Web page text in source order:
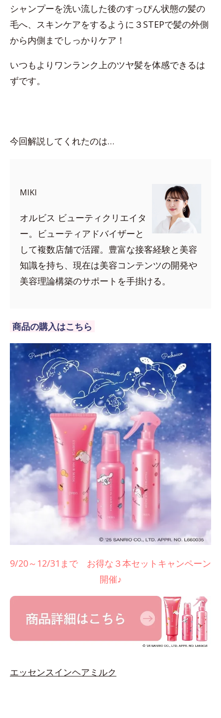
シャンプーを洗い流した後のすっぴん状態の髪の
毛へ、スキンケアをするように３STEPで髪の外側
から内側までしっかりケア！
いつもよりワンランク上のツヤ髪を体感できるは
ずです。
今回解説してくれたのは…
MIKI
オルビス ビューティクリエイタ
ー。ビューティアドバイザーと
して複数店舗で活躍。豊富な接客経験と美容
知識を持ち、現在は美容コンテンツの開発や
美容理論構築のサポートを手掛ける。
商品の購入はこちら
9/20～12/31まで お得な３本セットキャンペーン
開催♪
エッセンスインヘアミルク